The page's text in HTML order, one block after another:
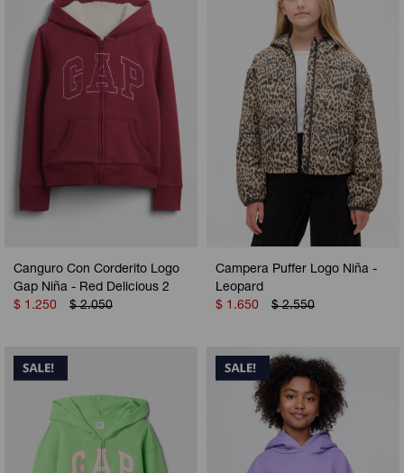
Canguro Con Corderito Logo
Gap Niña - Red Delicious 2
$ 1.250 $ 2.050
Campera Puffer Logo Niña -
Leopard
$ 1.650 $ 2.550